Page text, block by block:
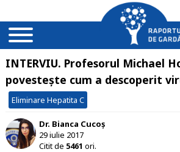
INTERVIU. Profesorul Michael
povestește cum a descoperit
Eliminare Hepatita C
Dr. Bianca Cucoș
29 iulie 2017
Citit de 5461 ori.